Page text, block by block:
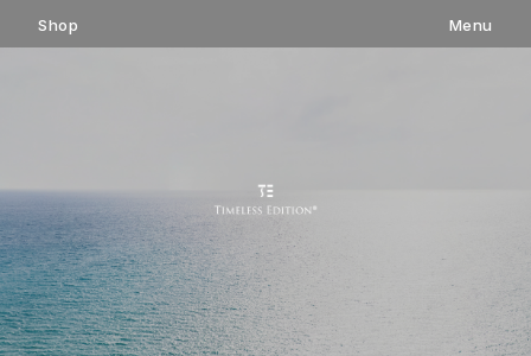
Shop Menu
ン
ス
キ
ッ
プ